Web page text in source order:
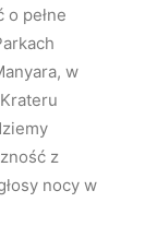
pełne
w
z
nocy w